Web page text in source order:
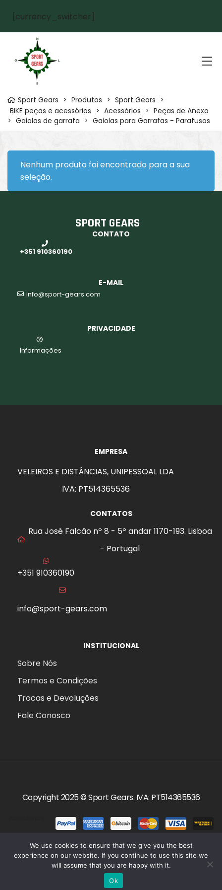
[currency_switcher]
Sport Gears > Produtos > Sport Gears >
BIKE peças e acessórios > Acessórios > Peças de Anexo
> Gaiolas de garrafa > Gaiolas para Garrafas - Parafusos
Nenhum produto foi encontrado para a sua
seleção.
SPORT GEARS
CONTATO
+351 910360190
E-MAIL
info@sport-gears.com
PRIVACIDADE
Informações
EMPRESA
VELEIROS E DISTÂNCIAS, UNIPESSOAL LDA
IVA: PT514365536
CONTATOS
Rua José Falcão nº 8 - 5º andar 1170-193. Lisboa
- Portugal
+351 910360190
info@sport-gears.com
INSTITUCIONAL
Sobre Nós
Termos e Condições
Trocas e Devoluções
Fale Conosco
Copyright 2025 ©Sport Gears. IVA: PT514365536
We use cookies to ensure that we give you the best
experience on our website. If you continue to use this site we
will assume that you are happy with it.
Ok